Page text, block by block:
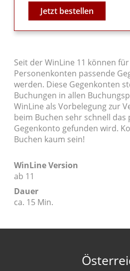
Video
Jetzt bestellen
Seit der WinLine 11 können
Personenkonten passende
werden. Diese Gegenkonten
Buchungen in allen
WinLine als Vorbelegung zur
beim Buchen sehr schnell das
Gegenkonto gefunden wird.
Buchen kaum sein!
WinLine Version
ab 11
Dauer
ca. 15 Min.